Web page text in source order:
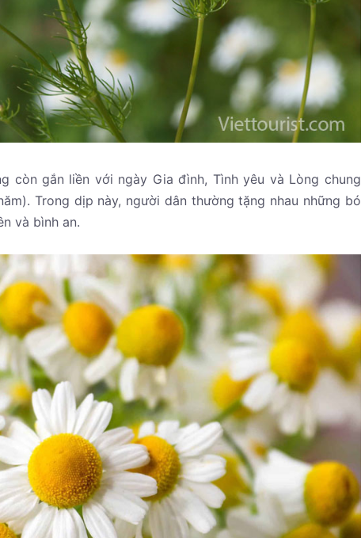
còn gắn liền với ngày Gia đình, Tình yêu và Lòng chung
Trong dịp này, người dân thường tặng nhau những bó
và bình an.